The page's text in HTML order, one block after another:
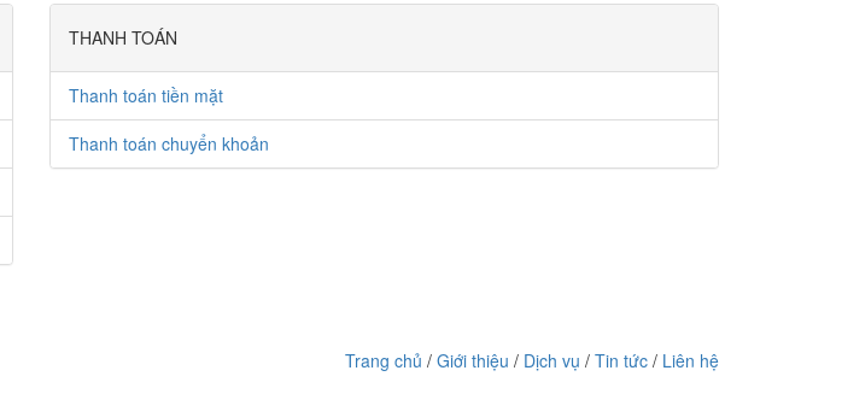
THANH TOÁN
Thanh toán tiền mặt
Thanh toán chuyển khoản
Trang chủ / Giới thiệu / Dịch vụ / Tin tức / Liên hệ